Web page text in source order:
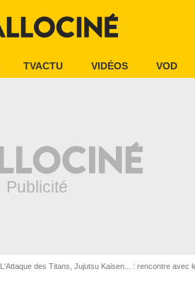
TVACTU VIDÉOS VOD
L'Attaque des Titans, Jujutsu Kaisen... : rencontre avec